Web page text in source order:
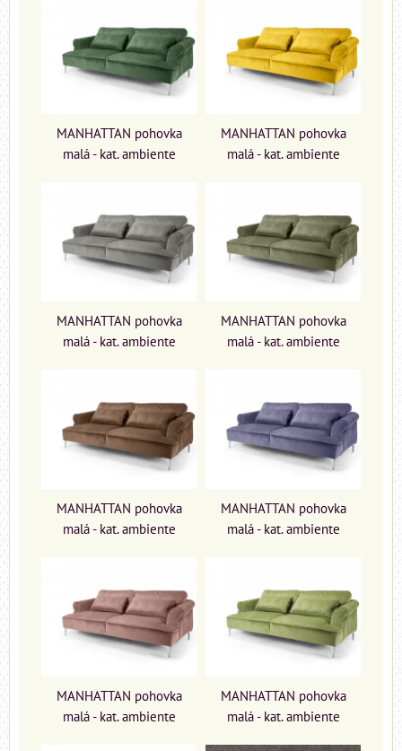
MANHATTAN pohovka
malá - kat. ambiente
MANHATTAN pohovka
malá - kat. ambiente
MANHATTAN pohovka
malá - kat. ambiente
MANHATTAN pohovka
malá - kat. ambiente
MANHATTAN pohovka
malá - kat. ambiente
MANHATTAN pohovka
malá - kat. ambiente
MANHATTAN pohovka
malá - kat. ambiente
MANHATTAN pohovka
malá - kat. ambiente